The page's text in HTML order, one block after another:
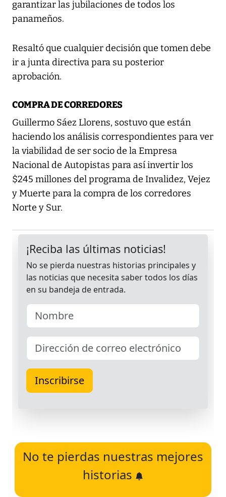
garantizar las jubilaciones de todos los
panameños.
Resaltó que cualquier decisión que tomen debe
ir a junta directiva para su posterior
aprobación.
COMPRA DE CORREDORES
Guillermo Sáez Llorens, sostuvo que están
haciendo los análisis correspondientes para ver
la viabilidad de ser socio de la Empresa
Nacional de Autopistas para así invertir los
$245 millones del programa de Invalidez, Vejez
y Muerte para la compra de los corredores
Norte y Sur.
No te pierdas nuestras mejores
historias